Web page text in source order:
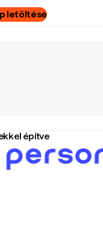
letöltése
építve